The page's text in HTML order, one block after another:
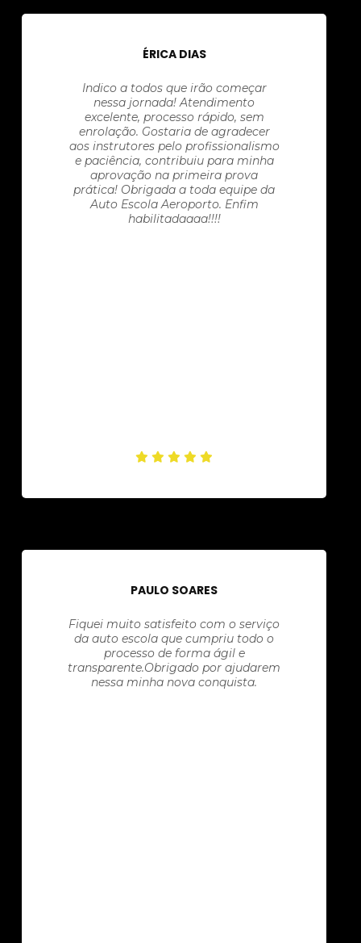
ÉRICA DIAS
Indico a todos que irão começar
nessa jornada! Atendimento
excelente, processo rápido, sem
enrolação. Gostaria de agradecer
aos instrutores pelo profissionalismo
e paciência, contribuiu para minha
aprovação na primeira prova
prática! Obrigada a toda equipe da
Auto Escola Aeroporto. Enfim
habilitadaaaa!!!!
PAULO SOARES
Fiquei muito satisfeito com o serviço
da auto escola que cumpriu todo o
processo de forma ágil e
transparente.Obrigado por ajudarem
nessa minha nova conquista.